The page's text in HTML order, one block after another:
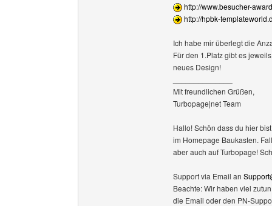
http://www.besucher-
http://hpbk-
Ich habe mir überlegt die
Für den 1.Platz gibt es
neues Design!
Mit freundlichen Grüßen,
Turbopage|net Team
Hallo! Schön dass du hier
im Homepage Baukasten.
aber auch auf Turbopage!
Support via Email an
Beachte: Wir haben viel
die Email oder den PN-